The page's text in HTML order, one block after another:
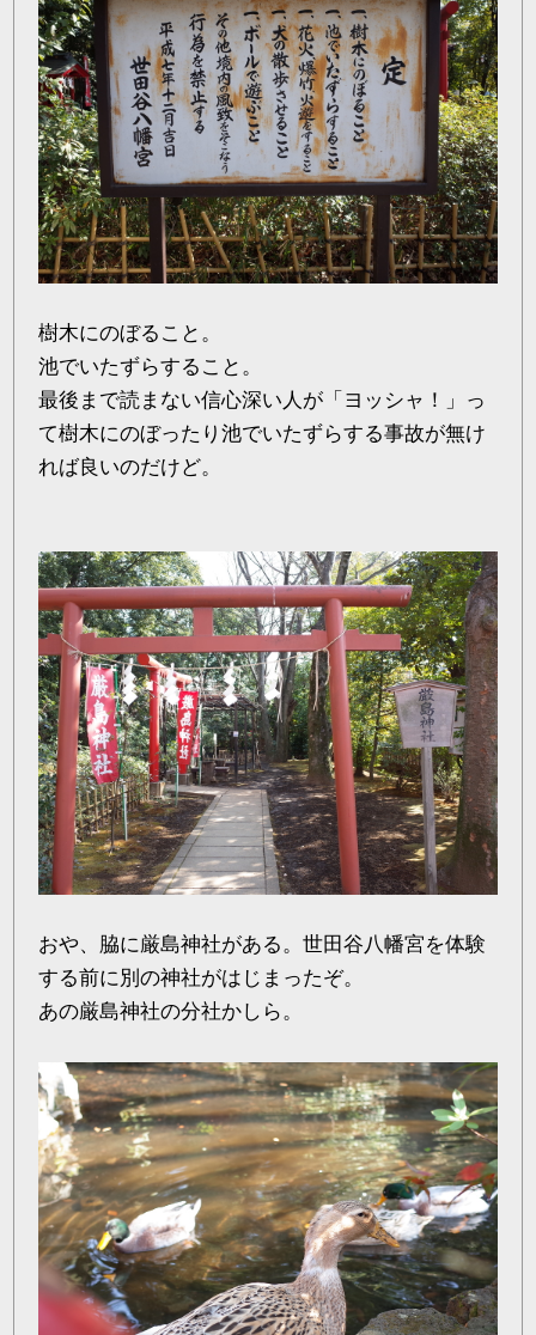
樹木にのぼること。
池でいたずらすること。
最後まで読まない信心深い人が「ヨッシャ！」っ
て樹木にのぼったり池でいたずらする事故が無け
れば良いのだけど。
おや、脇に厳島神社がある。世田谷八幡宮を体験
する前に別の神社がはじまったぞ。
あの厳島神社の分社かしら。